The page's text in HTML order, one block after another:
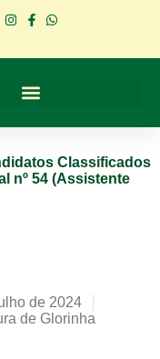
Classificados
nº 54 (Assistente
de 2024
de Glorinha